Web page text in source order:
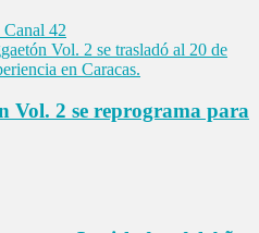
Canal 42
Vol. 2 se reprograma para